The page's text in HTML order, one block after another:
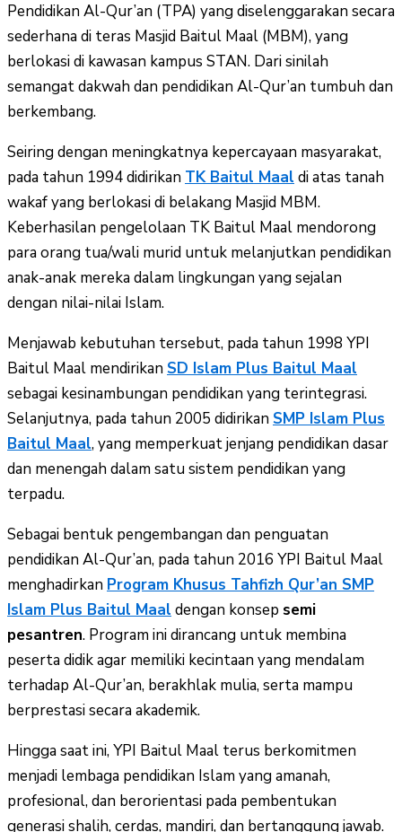
Pendidikan Al-Qur’an (TPA) yang diselenggarakan secara
sederhana di teras Masjid Baitul Maal (MBM), yang
berlokasi di kawasan kampus STAN. Dari sinilah
semangat dakwah dan pendidikan Al-Qur’an tumbuh dan
berkembang.
Seiring dengan meningkatnya kepercayaan masyarakat,
pada tahun 1994 didirikan TK Baitul Maal di atas tanah
wakaf yang berlokasi di belakang Masjid MBM.
Keberhasilan pengelolaan TK Baitul Maal mendorong
para orang tua/wali murid untuk melanjutkan pendidikan
anak-anak mereka dalam lingkungan yang sejalan
dengan nilai-nilai Islam.
Menjawab kebutuhan tersebut, pada tahun 1998 YPI
Baitul Maal mendirikan SD Islam Plus Baitul Maal
sebagai kesinambungan pendidikan yang terintegrasi.
Selanjutnya, pada tahun 2005 didirikan SMP Islam Plus
Baitul Maal, yang memperkuat jenjang pendidikan dasar
dan menengah dalam satu sistem pendidikan yang
terpadu.
Sebagai bentuk pengembangan dan penguatan
pendidikan Al-Qur’an, pada tahun 2016 YPI Baitul Maal
menghadirkan Program Khusus Tahfizh Qur’an SMP
Islam Plus Baitul Maal dengan konsep semi
pesantren. Program ini dirancang untuk membina
peserta didik agar memiliki kecintaan yang mendalam
terhadap Al-Qur’an, berakhlak mulia, serta mampu
berprestasi secara akademik.
Hingga saat ini, YPI Baitul Maal terus berkomitmen
menjadi lembaga pendidikan Islam yang amanah,
profesional, dan berorientasi pada pembentukan
generasi shalih, cerdas, mandiri, dan bertanggung jawab.